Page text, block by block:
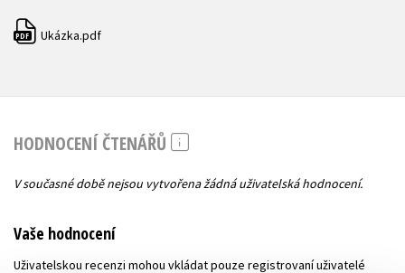
PDF Ukázka.pdf
HODNOCENÍ ČTENÁŘŮ
V současné době nejsou vytvořena žádná uživatelská hodnocení.
Vaše hodnocení
Uživatelskou recenzi mohou vkládat pouze registrovaní uživatelé